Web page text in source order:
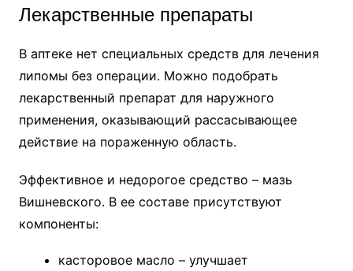
Лекарственные препараты
В аптеке нет специальных средств для лечения
липомы без операции. Можно подобрать
лекарственный препарат для наружного
применения, оказывающий рассасывающее
действие на пораженную область.
Эффективное и недорогое средство – мазь
Вишневского. В ее составе присутствуют
компоненты:
касторовое масло – улучшает